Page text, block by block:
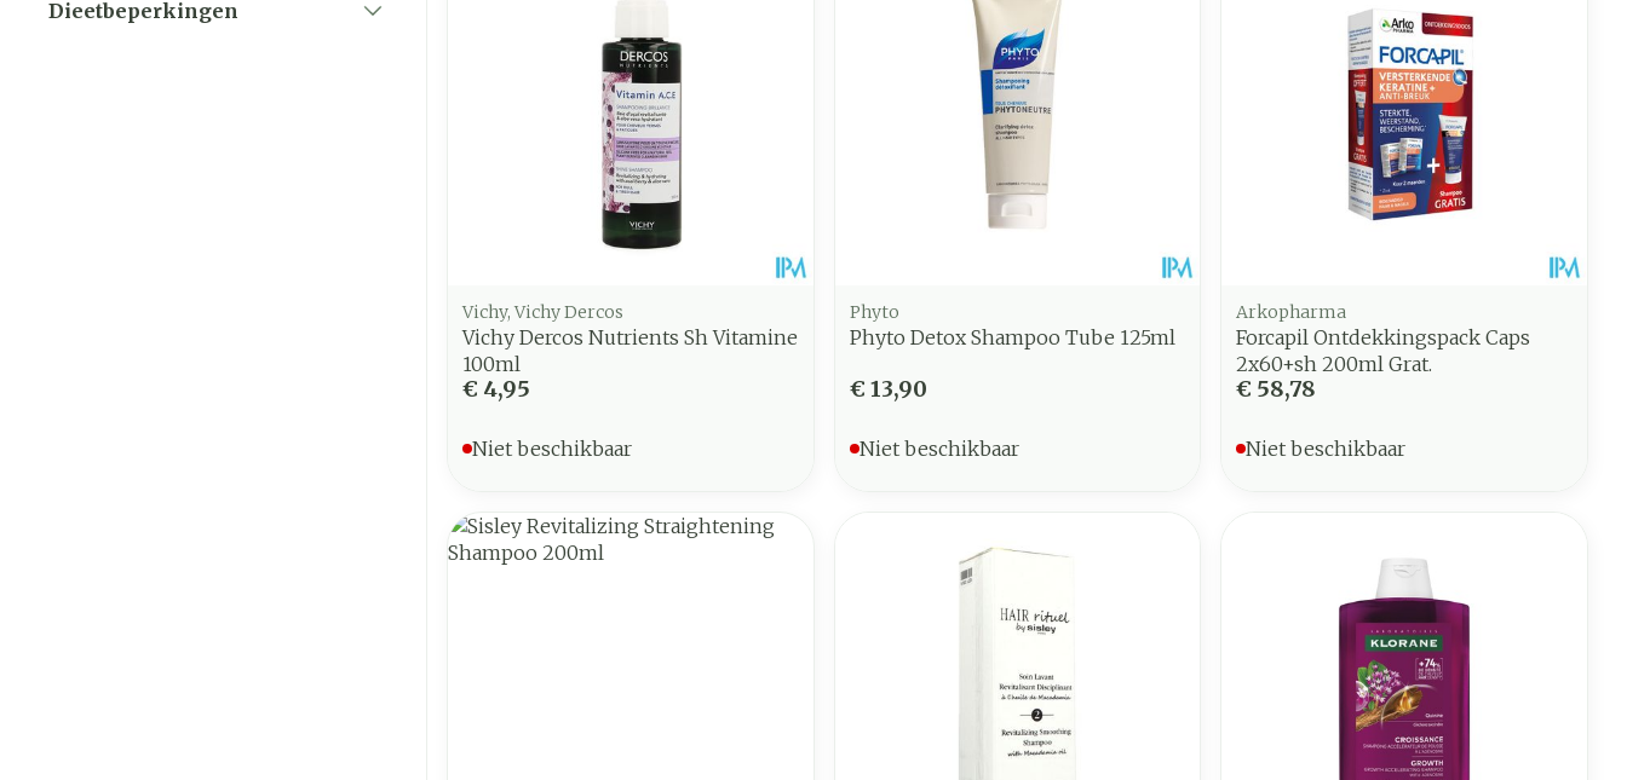
Dieetbeperkingen
Vichy, Vichy Dercos
Vichy Dercos Nutrients Sh Vitamine
100ml
€ 4,95
Niet beschikbaar
Phyto
Phyto Detox Shampoo Tube 125ml
€ 13,90
Niet beschikbaar
Arkopharma
Forcapil Ontdekkingspack Caps
2x60+sh 200ml Grat.
€ 58,78
Niet beschikbaar